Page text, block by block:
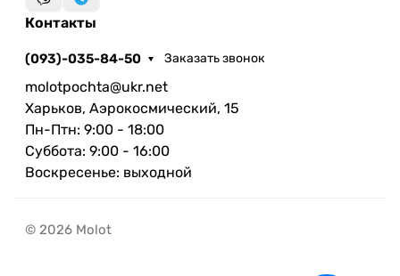
Контакты
(093)-035-84-50 Заказать звонок
molotpochta@ukr.net
Харьков, Аэрокосмический, 15
Пн-Птн: 9:00 - 18:00
Суббота: 9:00 - 16:00
Воскресенье: выходной
© 2026 Molot